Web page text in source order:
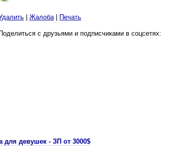
Жалоба| Печать
Поделиться с друзьями и подписчиками в соцсетях:
для девушек - ЗП от 3000$